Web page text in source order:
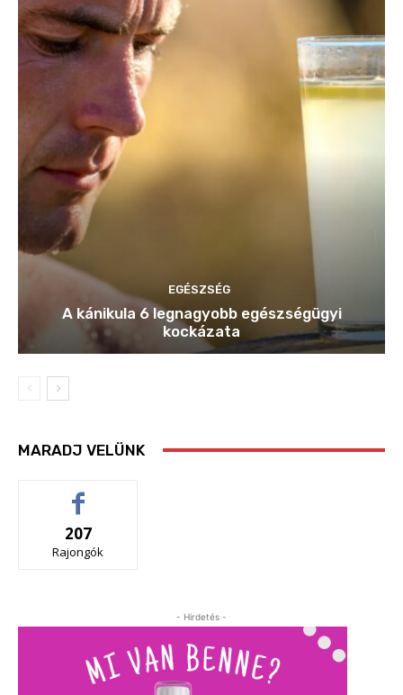
EGÉSZSÉG
A kánikula 6 legnagyobb egészségügyi
kockázata
MARADJ VELÜNK
207
Rajongók
- Hirdetés -